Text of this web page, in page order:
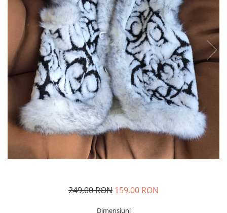
Tricouri
Treninguri
Ii traditionale
Rochii traditionale
Rochii Elegante
Costume populare
Fote & Catrinte
Incaltaminte
Jucarii
249,00 RON 159,00 RON
Dimensiuni